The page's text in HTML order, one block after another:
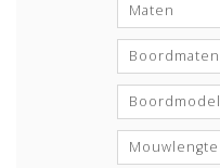
Maten
Boordmaten
Boordmodel
Mouwlengte